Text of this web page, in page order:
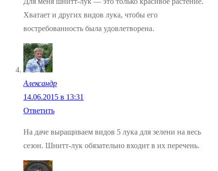
Хватает и других видов лука, чтобы его
востребованность была удовлетворена.
Александр
14.06.2015 в 13:31
Ответить
На даче выращиваем видов 5 лука для зелени на весь
сезон. Шнитт-лук обязательно входит в их перечень.